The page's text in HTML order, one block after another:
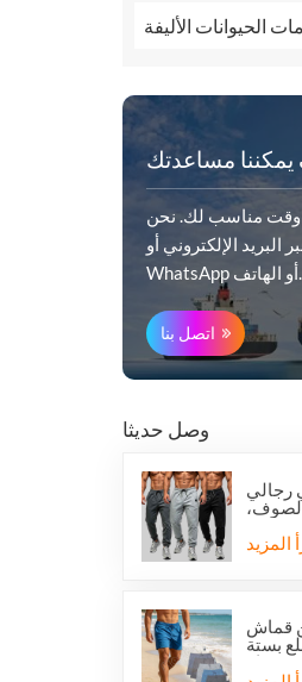
الحيوانات الأليفة
مساعدتك
وقت مناسب لك. نحن
24/7 عبر البريد الإلكتروني أو
WhatsApp أو الهاتف.
اتصل بنا
وصل حديثا
رجالي
من
للجري
قماش
بستة